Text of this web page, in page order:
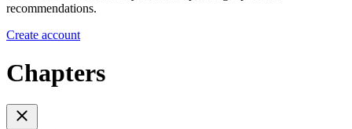
recommendations.
Create account
Chapters